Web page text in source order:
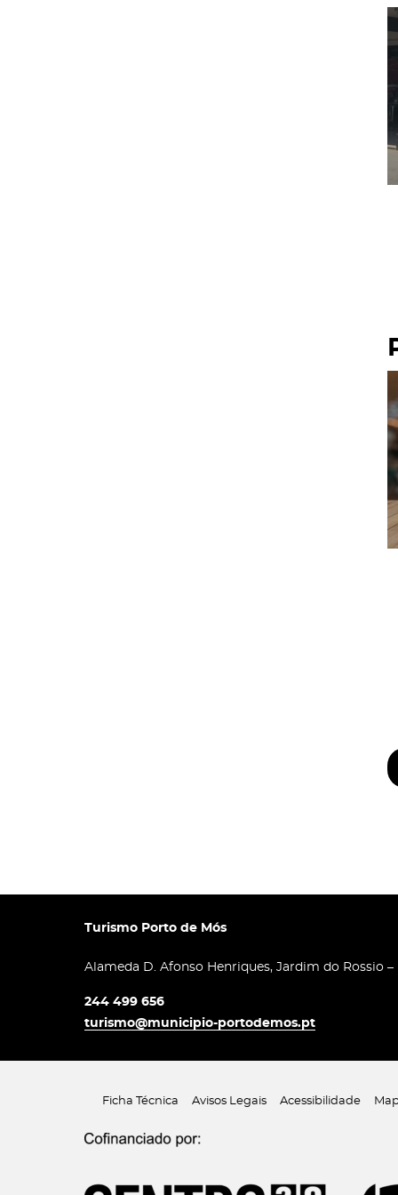
Turismo Porto de Mós
Alameda D. Afonso Henriques, Jardim do Rossio
244 499 656
turismo@municipio-portodemos.pt
Ficha Técnica Avisos Legais Acessibilidade